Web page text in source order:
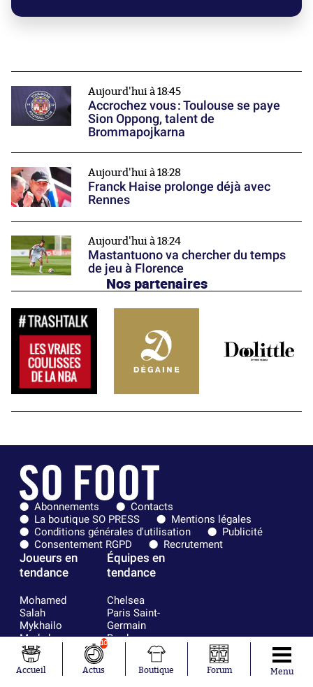
Aujourd'hui à 18:45
Accrochez vous : Toulouse se paye
Sion Oppong, talent de
Brommapojkarna
Aujourd'hui à 18:28
Franck Haise prolonge déjà avec
Rennes
Aujourd'hui à 18:24
Mastantuono va chercher du temps
de jeu à Florence
Nos partenaires
Abonnements
Contacts
La boutique SO PRESS
Mentions légales
Conditions générales d'utilisation
Publicité
Consentement RGPD
Recrutement
Joueurs en
tendance
Mohamed
Salah
Mykhailo
Mudryk
Neymar
Khalis Merah
Loïs Openda
Équipes en
tendance
Chelsea
Paris Saint-
Germain
Bordeaux
Olympique
FIFA
Accueil
10
Actus Boutique Forum Menu